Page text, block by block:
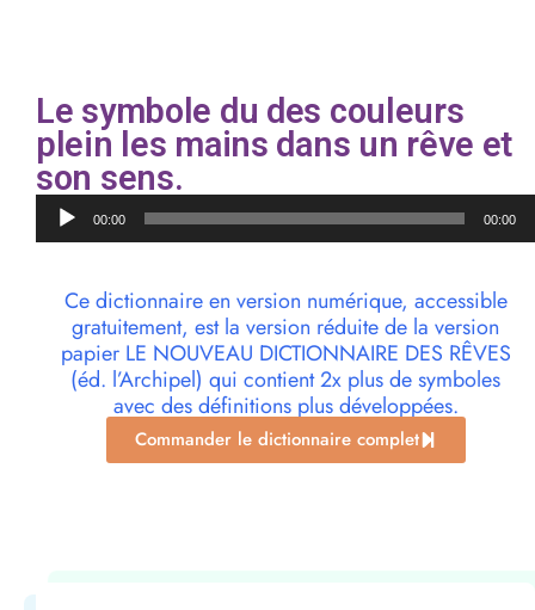
Le symbole du des couleurs
plein les mains dans un rêve et
son sens.
Lecteur
audio00:00 00:00
Ce dictionnaire en version numérique, accessible
gratuitement, est la version réduite de la version
papier LE NOUVEAU DICTIONNAIRE DES RÊVES
(éd. l’Archipel) qui contient 2x plus de symboles
avec des définitions plus développées.
Commander le dictionnaire complet